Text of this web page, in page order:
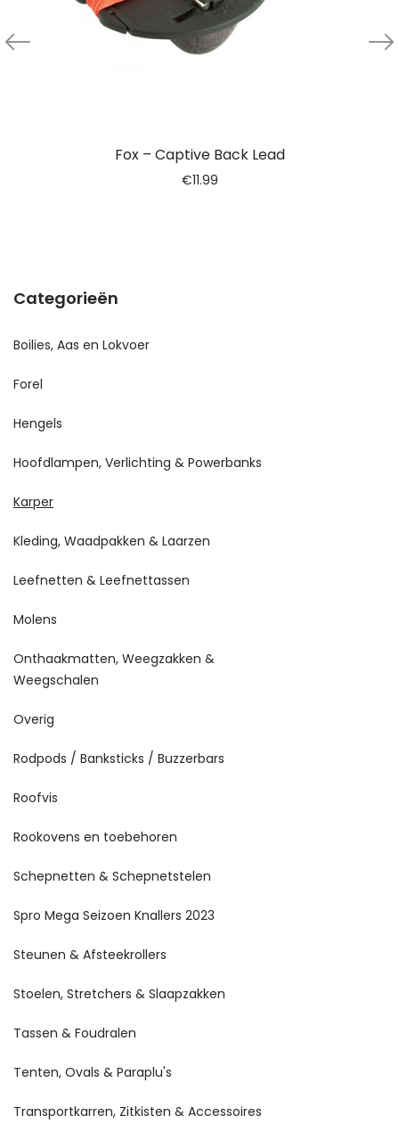
Fox – Captive Back Lead
€11.99
Categorieën
Boilies, Aas en Lokvoer
Forel
Hengels
Hoofdlampen, Verlichting & Powerbanks
Karper
Kleding, Waadpakken & Laarzen
Leefnetten & Leefnettassen
Molens
Onthaakmatten, Weegzakken &
Weegschalen
Overig
Rodpods / Banksticks / Buzzerbars
Roofvis
Rookovens en toebehoren
Schepnetten & Schepnetstelen
Spro Mega Seizoen Knallers 2023
Steunen & Afsteekrollers
Stoelen, Stretchers & Slaapzakken
Tassen & Foudralen
Tenten, Ovals & Paraplu's
Transportkarren, Zitkisten & Accessoires